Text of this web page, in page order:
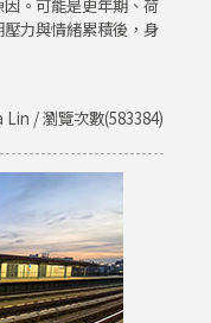
。可能是更年期、荷
力與情緒累積後，身
Lin / 瀏覽次數(583384)